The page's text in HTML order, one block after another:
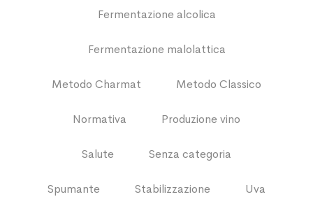
Fermentazione alcolica
Fermentazione malolattica
Metodo Charmat Metodo Classico
Normativa Produzione vino
Salute Senza categoria
Spumante Stabilizzazione Uva